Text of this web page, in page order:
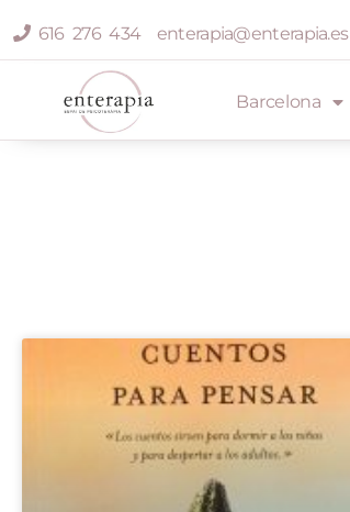
616 276 434 enterapia@enterapia.es
Barcelona